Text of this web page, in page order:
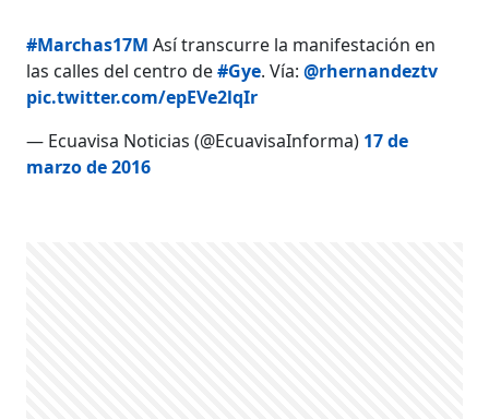
#Marchas17M Así transcurre la manifestación en
las calles del centro de#Gye. Vía:@rhernandeztv
pic.twitter.com/epEVe2lqIr
— Ecuavisa Noticias (@EcuavisaInforma) 17 de
marzo de 2016